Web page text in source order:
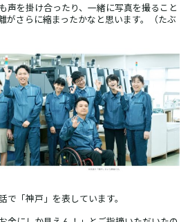
声を掛け合ったり、一緒に写真を撮ること
がさらに縮まったかなと思います。（たぶ
「神戸」を表しています。